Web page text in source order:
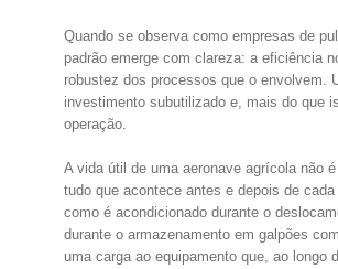
Quando se observa como empresas de
padrão emerge com clareza: a eficiência
robustez dos processos que o envolvem.
investimento subutilizado e, mais do que
operação.
A vida útil de uma aeronave agrícola não
tudo que acontece antes e depois de
como é acondicionado durante o
durante o armazenamento em galpões
uma carga ao equipamento que, ao